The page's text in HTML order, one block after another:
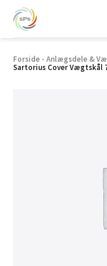
Forside - Anlægsdele &
Sartorius Cover Vægtskål